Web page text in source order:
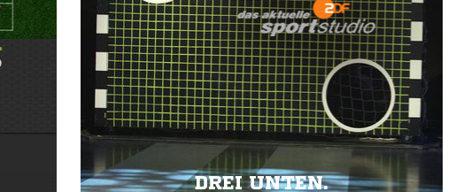
DREI UNTEN.